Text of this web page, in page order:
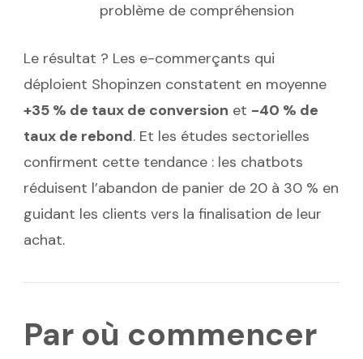
problème de compréhension
Le résultat ? Les e-commerçants qui
déploient Shopinzen constatent en moyenne
+35 % de taux de conversion et -40 % de
taux de rebond. Et les études sectorielles
confirment cette tendance : les chatbots
réduisent l’abandon de panier de 20 à 30 % en
guidant les clients vers la finalisation de leur
achat.
Par où commencer